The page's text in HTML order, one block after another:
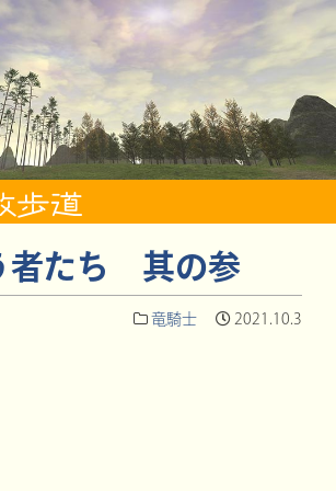
者たち 其の参
竜騎士 2021.10.3